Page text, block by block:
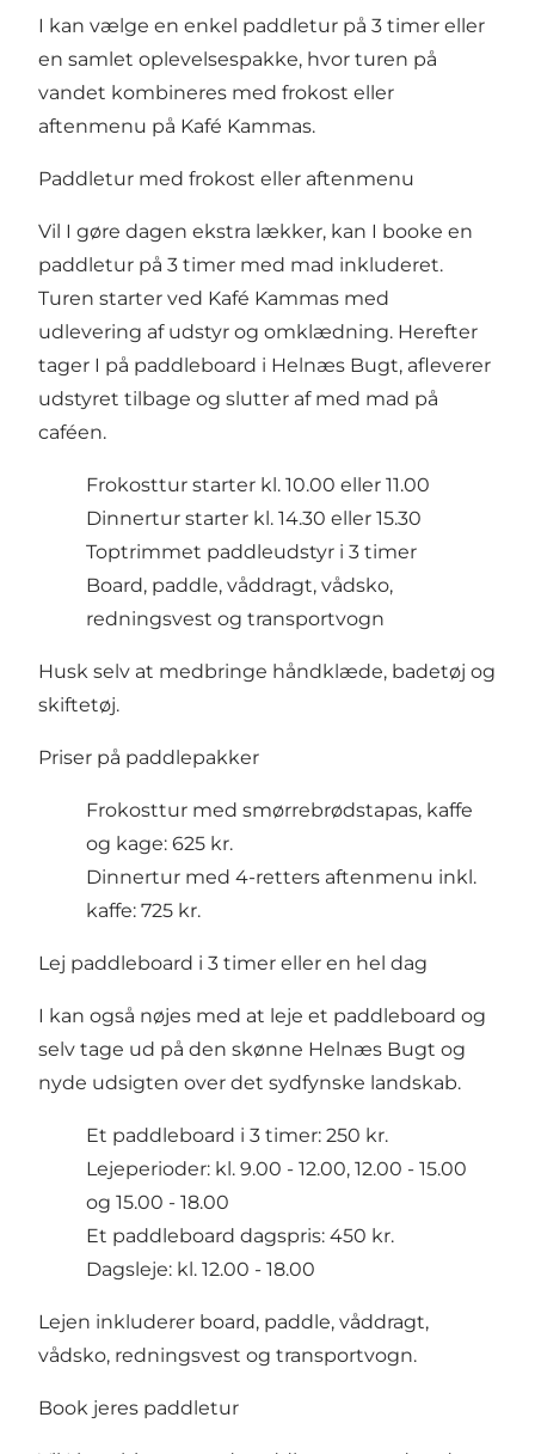
I kan vælge en enkel paddletur på 3 timer eller
en samlet oplevelsespakke, hvor turen på
vandet kombineres med frokost eller
aftenmenu på Kafé Kammas.
Paddletur med frokost eller aftenmenu
Vil I gøre dagen ekstra lækker, kan I booke en
paddletur på 3 timer med mad inkluderet.
Turen starter ved Kafé Kammas med
udlevering af udstyr og omklædning. Herefter
tager I på paddleboard i Helnæs Bugt, afleverer
udstyret tilbage og slutter af med mad på
caféen.
Frokosttur starter kl. 10.00 eller 11.00
Dinnertur starter kl. 14.30 eller 15.30
Toptrimmet paddleudstyr i 3 timer
Board, paddle, våddragt, vådsko,
redningsvest og transportvogn
Husk selv at medbringe håndklæde, badetøj og
skiftetøj.
Priser på paddlepakker
Frokosttur med smørrebrødstapas, kaffe
og kage: 625 kr.
Dinnertur med 4-retters aftenmenu inkl.
kaffe: 725 kr.
Lej paddleboard i 3 timer eller en hel dag
I kan også nøjes med at leje et paddleboard og
selv tage ud på den skønne Helnæs Bugt og
nyde udsigten over det sydfynske landskab.
Et paddleboard i 3 timer: 250 kr.
Lejeperioder: kl. 9.00 - 12.00, 12.00 - 15.00
og 15.00 - 18.00
Et paddleboard dagspris: 450 kr.
Dagsleje: kl. 12.00 - 18.00
Lejen inkluderer board, paddle, våddragt,
vådsko, redningsvest og transportvogn.
Book jeres paddletur